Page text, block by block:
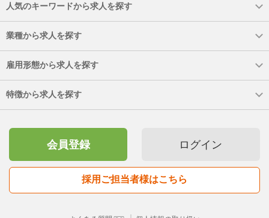
人気のキーワードから求人を探す
業種から求人を探す
雇用形態から求人を探す
特徴から求人を探す
会員登録 ログイン
採用ご担当者様はこちら